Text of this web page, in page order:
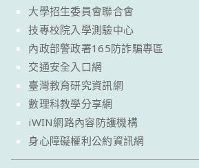
大學招生委員會聯合會
技專校院入學測驗中心
內政部警政署165防詐騙專區
交通安全入口網
臺灣教育研究資訊網
數理科教學分享網
iWIN網路內容防護機構
身心障礙權利公約資訊網